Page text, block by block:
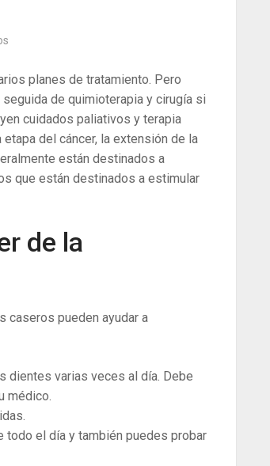
planes de tratamiento. Pero
de quimioterapia y cirugía si
cuidados paliativos y terapia
del cáncer, la extensión de la
están destinados a
que están destinados a estimular
de la
caseros pueden ayudar a
dientes varias veces al día. Debe
médico.
todo el día y también puedes probar